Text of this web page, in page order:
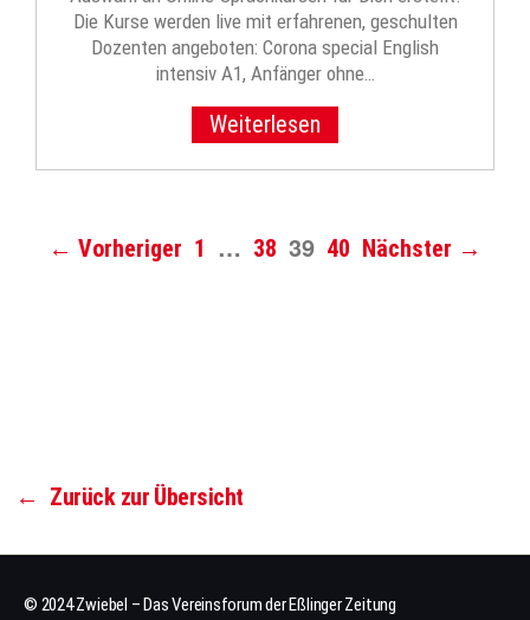
Die Kurse werden live mit erfahrenen, geschulten
Dozenten angeboten: Corona special English
intensiv A1, Anfänger ohne…
Weiterlesen
← Vorheriger 1 … 38 39 40 Nächster →
← Zurück zur Übersicht
© 2024 Zwiebel – Das Vereinsforum der Eßlinger Zeitung